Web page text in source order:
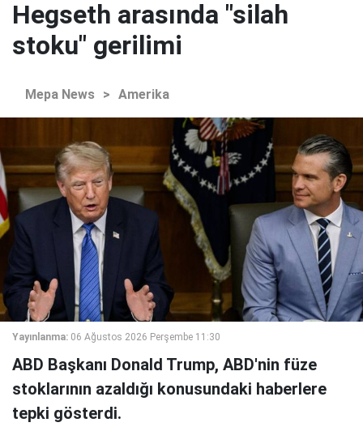
Hegseth arasında "silah
stoku" gerilimi
Mepa News > Amerika
Yayınlanma: 06 Ağustos 2026 Perşembe 11:30
ABD Başkanı Donald Trump, ABD'nin füze
stoklarının azaldığı konusundaki haberlere
tepki gösterdi.